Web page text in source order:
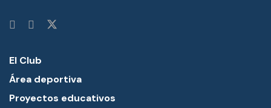
El Club
Área deportiva
Proyectos educativos